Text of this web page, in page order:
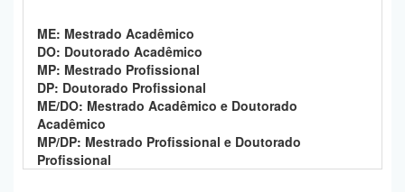
ME: Mestrado Acadêmico
DO: Doutorado Acadêmico
MP: Mestrado Profissional
DP: Doutorado Profissional
ME/DO: Mestrado Acadêmico e Doutorado
Acadêmico
MP/DP: Mestrado Profissional e Doutorado
Profissional